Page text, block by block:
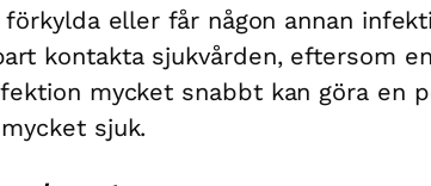
eller får någon annan
kontakta sjukvården, eftersom
mycket snabbt kan göra en
sjuk.